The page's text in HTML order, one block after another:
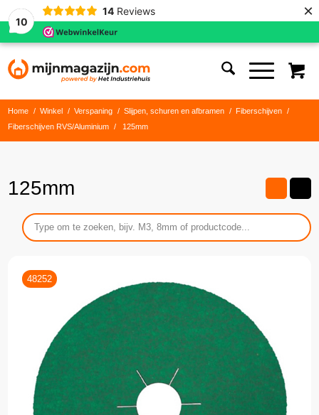
10
14 Reviews ×
Home / Winkel / Verspaning / Slijpen, schuren en afbramen / Fiberschijven
/
Fiberschijven RVS/Aluminium
/ 125mm
125mm
48252